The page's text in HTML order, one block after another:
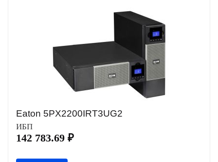
Eaton 5PX2200IRT3UG2
ИБП
142 783.69 ₽